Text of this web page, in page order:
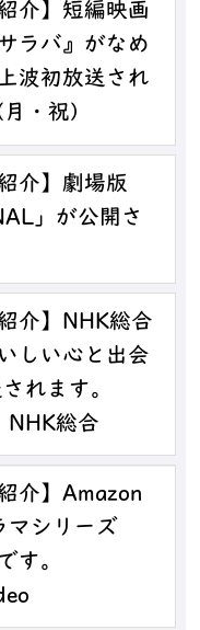
介】短編映画
ラバ』がなめ
波初放送され
・祝)
介】劇場版
」が公開さ
介】NHK総合
しい心と出会
れます。
総合
介】Amazon
マシリーズ
す。